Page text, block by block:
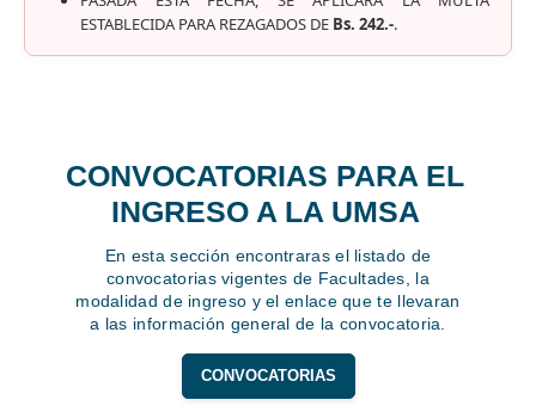
ESTABLECIDA PARA REZAGADOS DE Bs. 242.-.
CONVOCATORIAS PARA EL
INGRESO A LA UMSA
En esta sección encontraras el listado de
convocatorias vigentes de Facultades, la
modalidad de ingreso y el enlace que te llevaran
a las información general de la convocatoria.
CONVOCATORIAS